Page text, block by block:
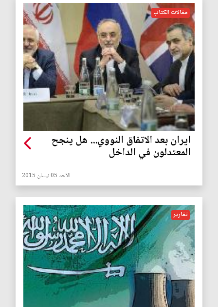
مقالات الكتاب
ايران بعد الاتفاق النووي... هل ينجح
المعتدلون في الداخل
الأحد 05 نيسان 2015
تقارير